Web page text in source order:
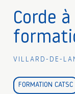
Corde
Villard-de-
FORMATION CATSC